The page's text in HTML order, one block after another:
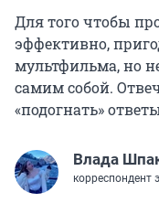
Для того чтобы
эффективно,
мультфильма, но
самим собой.
«подогнать»
Влада
корреспондент